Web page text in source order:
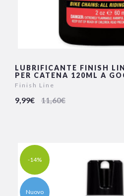
LUBRIFICANTE FINISH
PER CATENA 120ML A
Finish Line
9,99€ 11,60€
-14%
Nuovo